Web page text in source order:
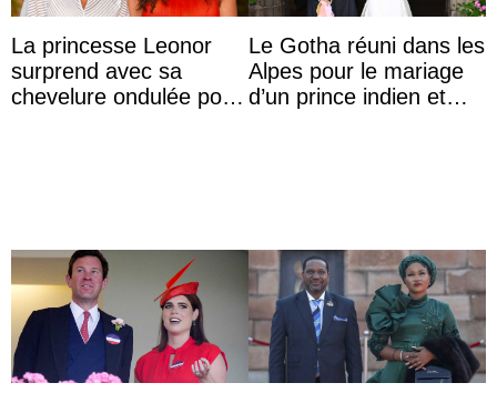
La princesse Leonor
surprend avec sa
chevelure ondulée pour
Le Gotha réuni dans les
Alpes pour le mariage
d’un prince indien et